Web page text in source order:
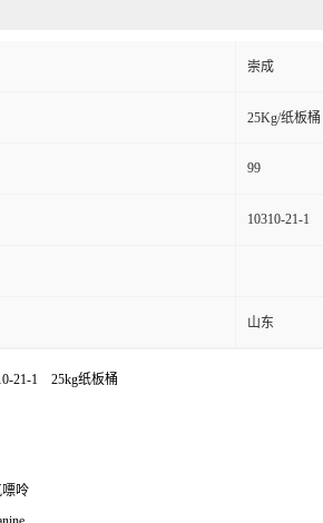
崇成
25Kg/纸板桶
99
10310-21-1
山东
21-1 25kg纸板桶
呤